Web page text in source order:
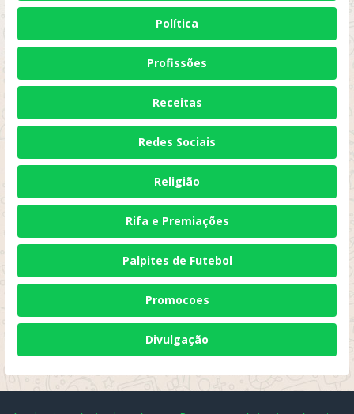
Política
Profissões
Receitas
Redes Sociais
Religião
Rifa e Premiações
Palpites de Futebol
Promocoes
Divulgação